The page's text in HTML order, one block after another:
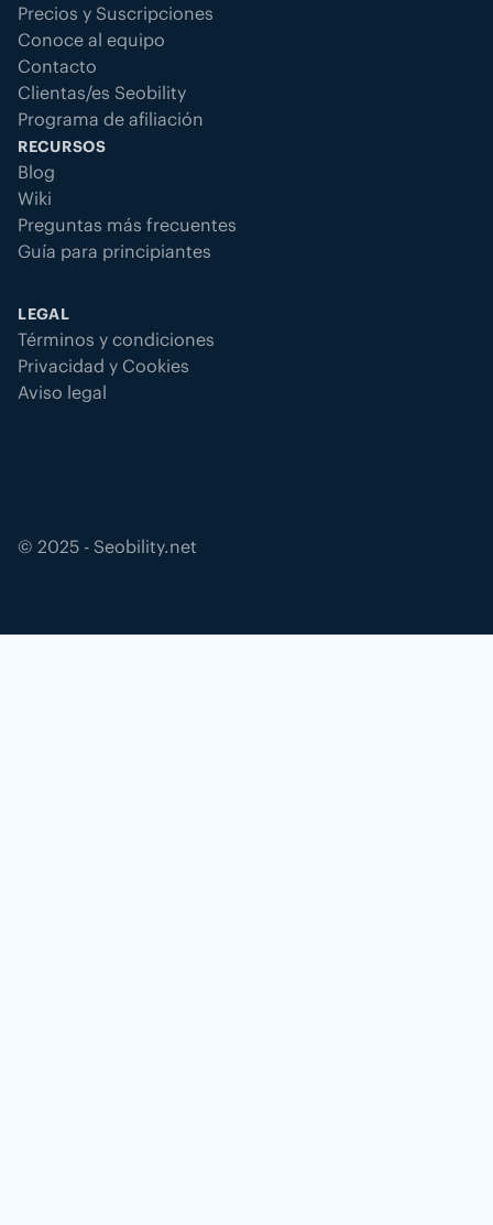
Precios y Suscripciones
Conoce al equipo
Contacto
Clientas/es Seobility
Programa de afiliación
RECURSOS
Blog
Wiki
Preguntas más frecuentes
Guía para principiantes
LEGAL
Términos y condiciones
Privacidad y Cookies
Aviso legal
© 2025 - Seobility.net